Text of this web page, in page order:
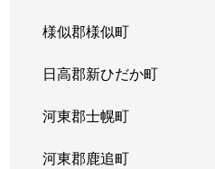
様似郡様似町
日高郡新ひだか町
河東郡士幌町
河東郡鹿追町